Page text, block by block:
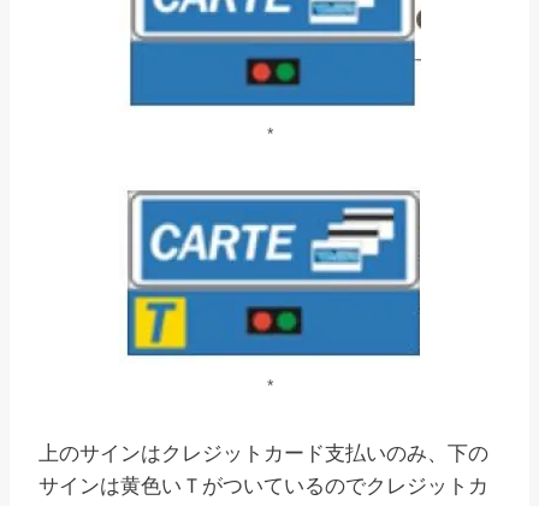
*
*
上のサインはクレジットカード支払いのみ、下の
サインは黄色いＴがついているのでクレジットカ